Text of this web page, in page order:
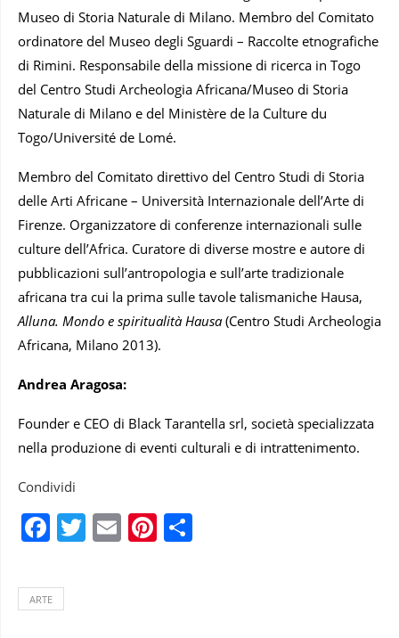
Museo di Storia Naturale di Milano. Membro del Comitato
ordinatore del Museo degli Sguardi – Raccolte etnografiche
di Rimini. Responsabile della missione di ricerca in Togo
del Centro Studi Archeologia Africana/Museo di Storia
Naturale di Milano e del Ministère de la Culture du
Togo/Université de Lomé.
Membro del Comitato direttivo del Centro Studi di Storia
delle Arti Africane – Università Internazionale dell’Arte di
Firenze. Organizzatore di conferenze internazionali sulle
culture dell’Africa. Curatore di diverse mostre e autore di
pubblicazioni sull’antropologia e sull’arte tradizionale
africana tra cui la prima sulle tavole talismaniche Hausa,
Alluna. Mondo e spiritualità Hausa(Centro Studi Archeologia
Africana, Milano 2013).
Andrea Aragosa:
Founder e CEO di Black Tarantella srl, società specializzata
nella produzione di eventi culturali e di intrattenimento.
Condividi
Facebook
Twitter
EmailPinterest
ARTE